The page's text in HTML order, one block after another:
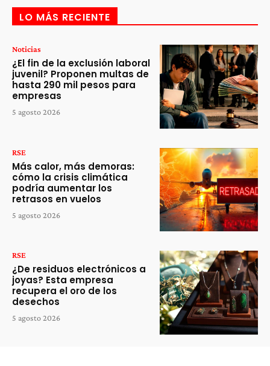
LO MÁS RECIENTE
Noticias
¿El fin de la exclusión laboral
juvenil? Proponen multas de
hasta 290 mil pesos para
empresas
5 agosto 2026
RSE
Más calor, más demoras:
cómo la crisis climática
podría aumentar los
retrasos en vuelos
5 agosto 2026
RSE
¿De residuos electrónicos a
joyas? Esta empresa
recupera el oro de los
desechos
5 agosto 2026